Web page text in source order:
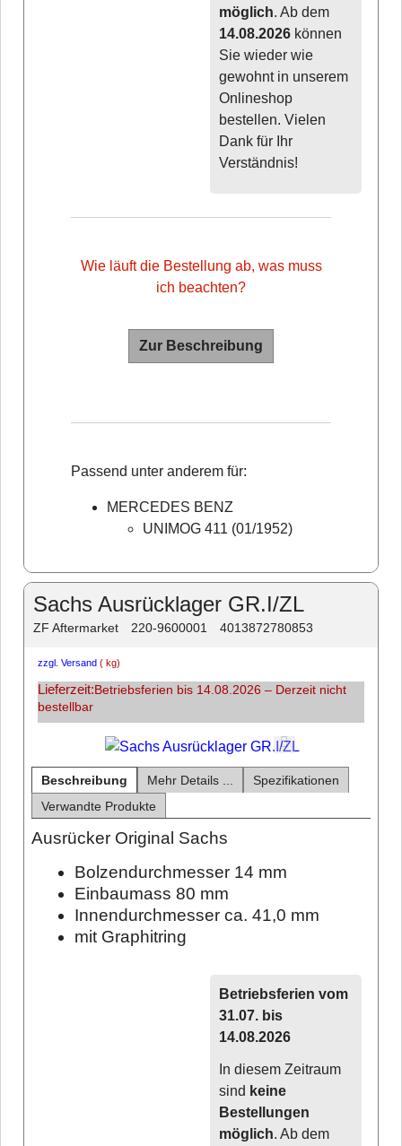
möglich. Ab dem
14.08.2026 können
Sie wieder wie
gewohnt in unserem
Onlineshop
bestellen. Vielen
Dank für Ihr
Verständnis!
Wie läuft die Bestellung ab, was muss
ich beachten?
Zur Beschreibung
Passend unter anderem für:
MERCEDES BENZ
UNIMOG 411 (01/1952)
Sachs Ausrücklager GR.I/ZL
ZF Aftermarket 220-9600001 4013872780853
zzgl. Versand kg
Lieferzeit: Betriebsferien bis 14.08.2026 – Derzeit nicht
bestellbar
Beschreibung Mehr Details ...
Spezifikationen
Verwandte Produkte
Ausrücker Original Sachs
Bolzendurchmesser 14 mm
Einbaumass 80 mm
Innendurchmesser ca. 41,0 mm
mit Graphitring
Betriebsferien vom
31.07. bis
14.08.2026
In diesem Zeitraum
sind keine
Bestellungen
möglich. Ab dem